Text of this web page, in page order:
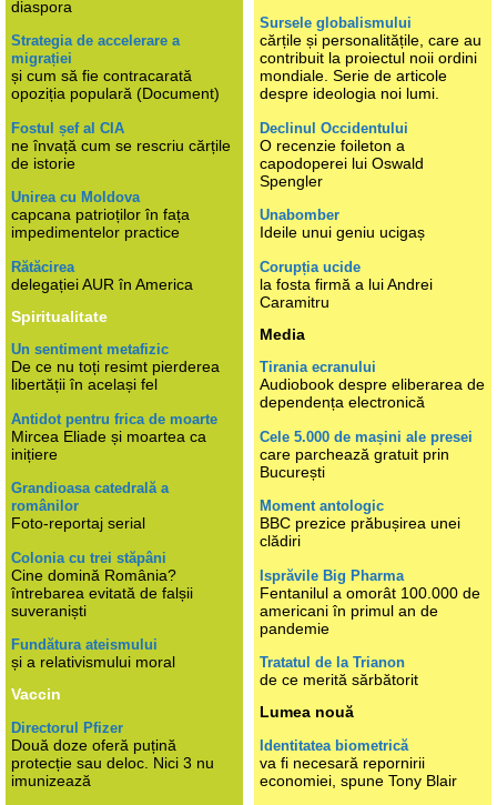
diaspora
Strategia de accelerare a
migrației
și cum să fie contracarată
opoziția populară (Document)
Fostul șef al CIA
ne învață cum se rescriu cărțile
de istorie
Unirea cu Moldova
capcana patrioților în fața
impedimentelor practice
Rătăcirea
delegației AUR în America
Spiritualitate
Un sentiment metafizic
De ce nu toți resimt pierderea
libertății în același fel
Antidot pentru frica de moarte
Mircea Eliade și moartea ca
inițiere
Grandioasa catedrală a
românilor
Foto-reportaj serial
Colonia cu trei stăpâni
Cine domină România?
întrebarea evitată de falșii
suveraniști
Fundătura ateismului
și a relativismului moral
Vaccin
Directorul Pfizer
Două doze oferă puțină
protecție sau deloc. Nici 3 nu
imunizează
Sursele globalismului
cărțile și personalitățile, care au
contribuit la proiectul noii ordini
mondiale. Serie de articole
despre ideologia noi lumi.
Declinul Occidentului
O recenzie foileton a
capodoperei lui Oswald
Spengler
Unabomber
Ideile unui geniu ucigaș
Corupția ucide
la fosta firmă a lui Andrei
Caramitru
Media
Tirania ecranului
Audiobook despre eliberarea de
dependența electronică
Cele 5.000 de mașini ale presei
care parchează gratuit prin
București
Moment antologic
BBC prezice prăbușirea unei
clădiri
Isprăvile Big Pharma
Fentanilul a omorât 100.000 de
americani în primul an de
pandemie
Tratatul de la Trianon
de ce merită sărbătorit
Lumea nouă
Identitatea biometrică
va fi necesară repornirii
economiei, spune Tony Blair